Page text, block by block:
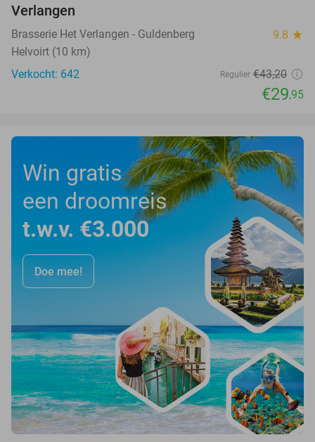
Verlangen
Brasserie Het Verlangen - Guldenberg 9.8 star
Helvoirt (10 km)
Verkocht: 642
Regulier €43,20
€29,95
Win gratis
een droomreis
t.w.v. €3.000
Doe mee!